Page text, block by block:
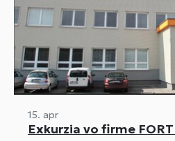
15. apr
Exkurzia vo firme